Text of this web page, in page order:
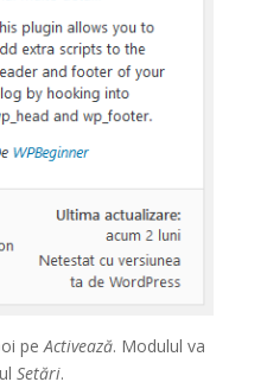
peActivează. Modulul va
Setări.